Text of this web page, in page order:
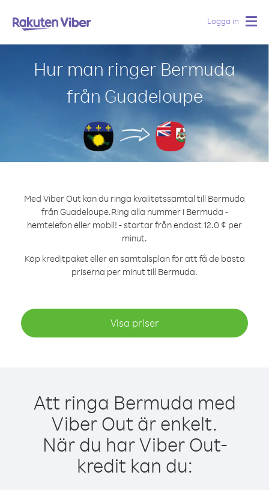
Logga in
Hur man ringer Bermuda
från Guadeloupe
Med Viber Out kan du ringa kvalitetssamtal till Bermuda
från Guadeloupe.Ring alla nummer i Bermuda -
hemtelefon eller mobil! - startar från endast 12.0 ¢ per
minut.
Köp kreditpaket eller en samtalsplan för att få de bästa
priserna per minut till Bermuda.
Visa priser
Att ringa Bermuda med
Viber Out är enkelt.
När du har Viber Out-
kredit kan du: